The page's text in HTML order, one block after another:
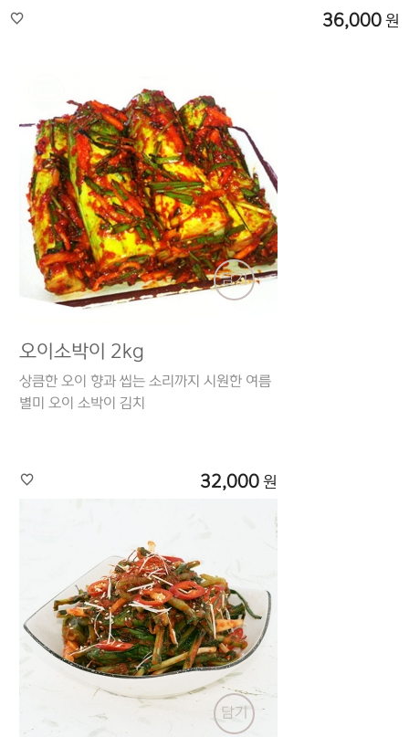
36,000 원
담기
오이소박이 2kg
상큼한 오이 향과 씹는 소리까지 시원한 여름
별미 오이 소박이 김치
32,000 원
담기